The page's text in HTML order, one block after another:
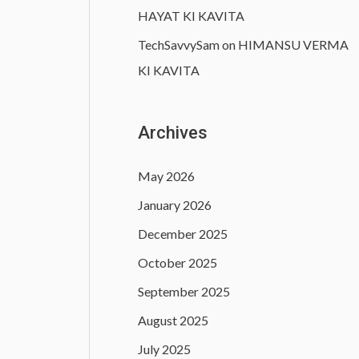
HAYAT KI KAVITA
TechSavvySamon HIMANSU VERMA
KI KAVITA
Archives
May 2026
January 2026
December 2025
October 2025
September 2025
August 2025
July 2025